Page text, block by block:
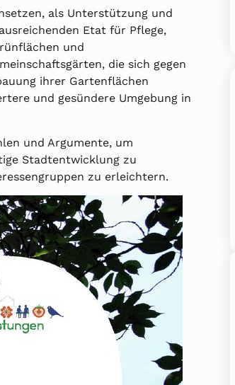
als Unterstützung und
Etat für Pflege,
und
die sich gegen
ihrer Gartenflächen
und gesündere Umgebung in
und Argumente, um
Stadtentwicklung zu
zu erleichtern.